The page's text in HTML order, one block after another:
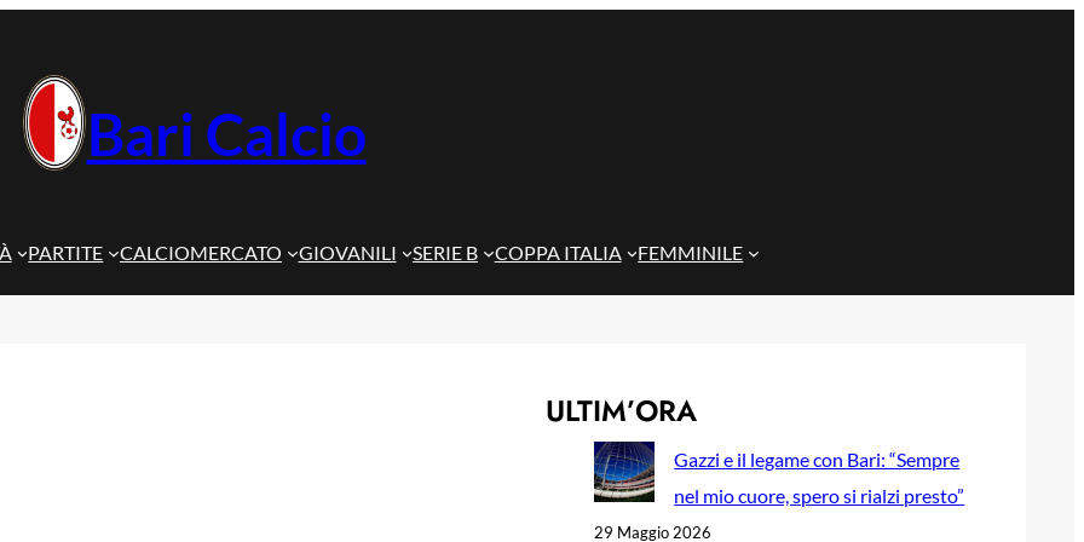
Bari Calcio
PARTITE CALCIOMERCATO GIOVANILI SERIE B COPPA ITALIA FEMMINILE
ULTIM’ORA
Gazzi e il legame con Bari: “Sempre
nel mio cuore, spero si rialzi presto”
29 Maggio 2026